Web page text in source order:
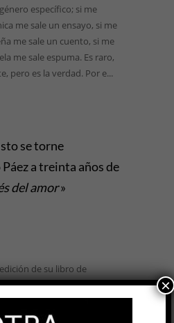
específico; si me
me sale un ensayo, si me
me sale un cuento, si me
me sale espuma. Es raro,
pero es la verdad. Por e...
se torne
a treinta años de
del amor»
de su libro de
juventud, el 8 de
pondrá fin a una poderosa
(¿es posible que la
×